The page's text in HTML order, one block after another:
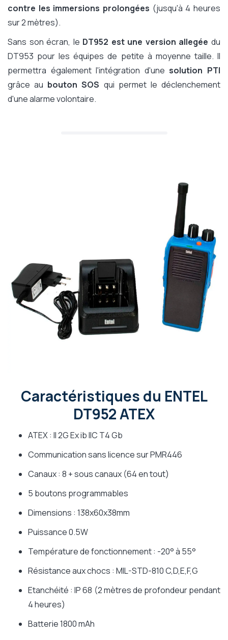
contre les immersions prolongées (jusqu'à 4 heures
sur 2 mètres).
Sans son écran, le DT952 est une version allegée du
DT953 pour les équipes de petite à moyenne taille. Il
permettra également l'intégration d'unesolution PTI
grâce au bouton SOS qui permet le déclenchement
d'une alarme volontaire.
Caractéristiques du ENTEL
DT952 ATEX
ATEX : II 2G Ex ib IIC T4 Gb
Communication sans licence sur PMR446
Canaux : 8 + sous canaux (64 en tout)
5 boutons programmables
Dimensions : 138x60x38mm
Puissance 0.5W
Température de fonctionnement : -20° à 55°
Résistance aux chocs : MIL-STD-810 C,D,E,F,G
Etanchéité : IP 68 (2 mètres de profondeur pendant
4 heures)
Batterie 1800 mAh